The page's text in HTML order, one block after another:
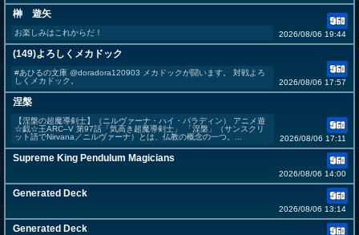
榊 遊矢
お楽しみはこれからだ！ 2026/08/06 19:44
(149)よろしくメカドック
#あひるの文庫 @doradora120903 メカドックが闘います。 対戦よろ
しくメカドック。
2026/08/06 17:57
涅槃
【涅槃の超魔導剣士】（ニルヴァーナ・ハイ・パラディン） アニメ遊
☆戯☆王ARC–V 第97話「気高き超魔導剣士」 「涅槃」（サンスクリ
ット語でNirvana／ニルヴァーナ）とは、仏教の概念の一つ。...
2026/08/06 17:11
Supreme King Pendulum Magicians
2026/08/06 14:00
Generated Deck
2026/08/06 13:14
Generated Deck